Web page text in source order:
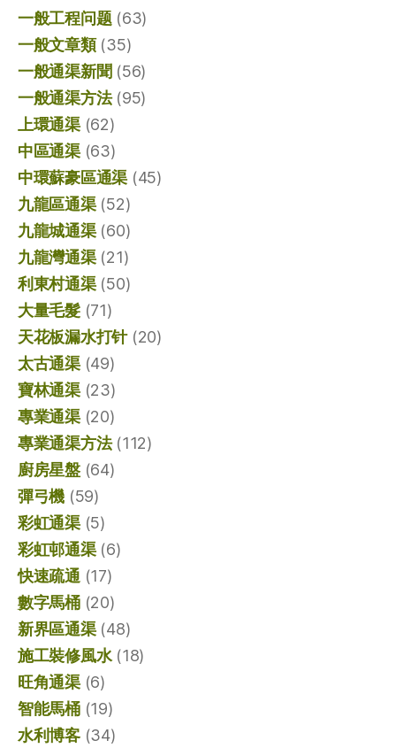
一般工程问题(63)
一般文章類(35)
一般通渠新聞 (56)
一般通渠方法(95)
上環通渠(62)
中區通渠(63)
中環蘇豪區通渠 (45)
九龍區通渠(52)
九龍城通渠(60)
九龍灣通渠(21)
利東村通渠(50)
大量毛髮(71)
天花板漏水打针(20)
太古通渠(49)
寶林通渠(23)
專業通渠(20)
專業通渠方法(112)
廚房星盤(64)
彈弓機 (59)
彩虹通渠(5)
彩虹邨通渠(6)
快速疏通 (17)
數字馬桶(20)
新界區通渠(48)
施工裝修風水(18)
旺角通渠(6)
智能馬桶(19)
水利博客(34)